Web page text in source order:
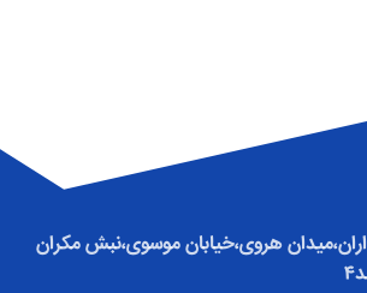
هروی،خیابان موسوی،نبش مکران